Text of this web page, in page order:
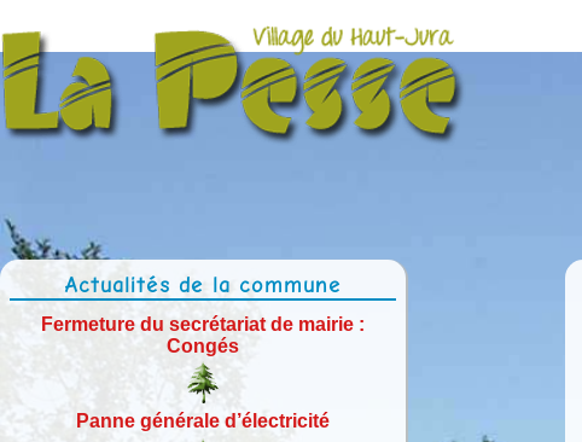
Actualités de la commune
Fermeture du secrétariat de mairie :
Congés
Panne générale d’électricité